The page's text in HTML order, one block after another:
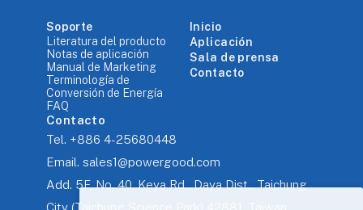
Soporte
Literatura del producto
Notas de aplicación
Manual de Marketing
Terminología de
Conversión de Energía
FAQ
Inicio
Aplicación
Sala de prensa
Contacto
Contacto
Tel. +886 4-25680448
Email. sales1@powergood.com
Add. 5F, No. 40, Keya Rd., Daya Dist., Taichung
City (Taichung Science Park) 42881, Taiwan